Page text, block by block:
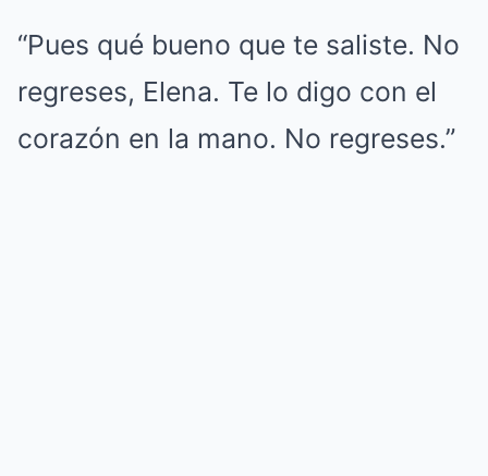
“Pues qué bueno que te saliste. No
regreses, Elena. Te lo digo con el
corazón en la mano. No regreses.”